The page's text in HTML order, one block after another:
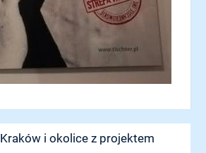
Previous
post:
Kraków i okolice z projektem